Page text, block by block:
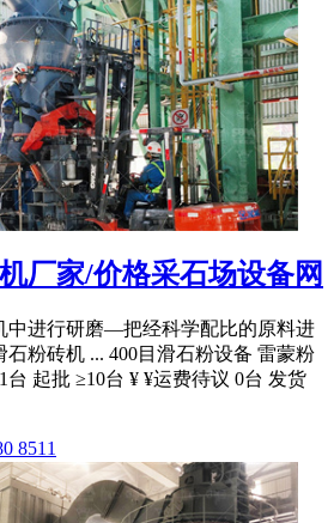
厂家/价格采石场设备网
进行研磨—把经科学配比的原料进
粉砖机 ... 400目滑石粉设备 雷蒙粉
台 起批 ≥10台 ¥ ¥运费待议 0台 发货
8511